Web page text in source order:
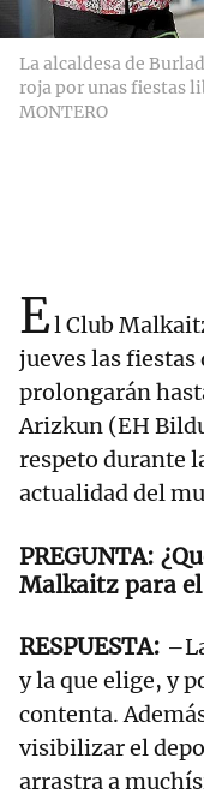
La alcaldesa de
roja por unas fiestas
MONTERO
El Club
jueves las fiestas
prolongarán
Arizkun (EH
respeto durante
actualidad del
Malkaitz para el
y la que elige, y
contenta.
visibilizar el
arrastra a